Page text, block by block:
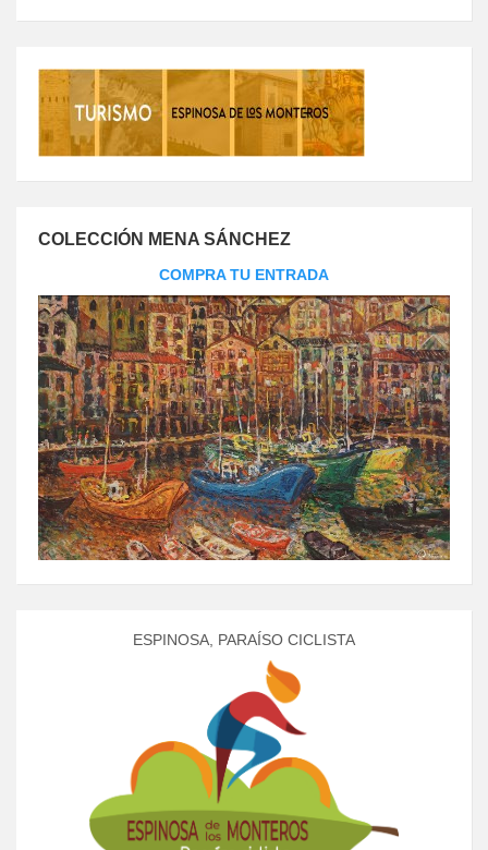
COLECCIÓN MENA SÁNCHEZ
COMPRA TU ENTRADA
ESPINOSA, PARAÍSO CICLISTA